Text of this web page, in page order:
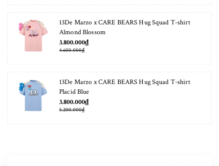
13De Marzo x CARE BEARS Hug Squad T-shirt
Almond Blossom
3.800.000₫
4.600.000₫
13De Marzo x CARE BEARS Hug Squad T-shirt
Placid Blue
3.800.000₫
5.200.000₫